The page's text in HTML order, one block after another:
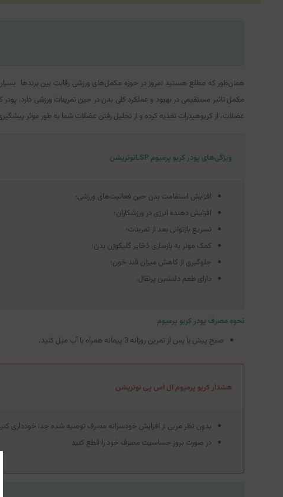
همان‌طور که مطلع هستید امروز در حوزه مکمل‌های ورزشی رقابت بین برندها
مکمل تاثیر مستقیمی در بهبود و عملکرد کلی بدن در حین تمرینات ورزشی دارد.
عضلات، از کربوهیدرات تغذیه کرده و از تحلیل رفتن عضلات شما به طور موثر
ویژگی‌های پودر کربو پرمیوم LSPنوتریشن
افزایش استقامت بدن حین فعالیت‌های ورزشی؛
افزایش دهنده انرژی در ورزشکاران؛
تسریع بازتوانی بعد از تمرینات؛
کمک موثر به بازسازی ذخایر گلیکوژن بدن؛
جلوگیری از کاهش میزان قند خون؛
دارای طعم دلنشین پرتقال.
نحوه مصرف پودر کربو پرمیوم
صبح پیش یا پس از تمرین روزانه 3 پیمانه همراه با آب میل کنید.
هشدار کربو پرمیوم ال اس پی نوتریشن
بدون نظر مربی از افزایش خودسرانه مصرف توصیه شده جدا خودداری
در صورت بروز حساسیت مصرف خود را قطع کنید